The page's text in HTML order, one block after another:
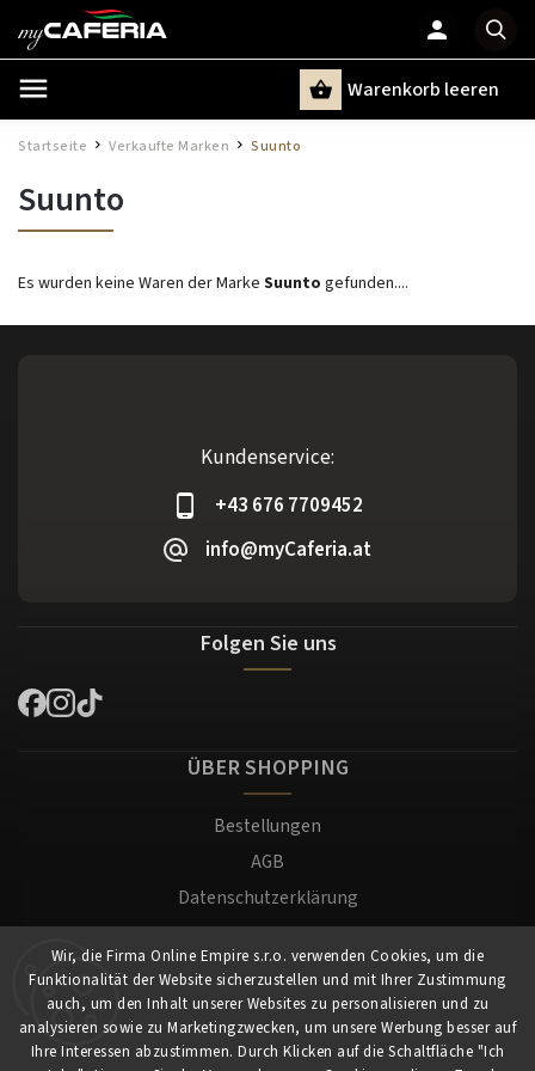
Wir, die Firma Online Empire s.r.o. verwenden Cookies, um die
Funktionalität der Website sicherzustellen und mit Ihrer Zustimmung
auch, um den Inhalt unserer Websites zu personalisieren und zu
analysieren sowie zu Marketingzwecken, um unsere Werbung besser auf
Ihre Interessen abzustimmen. Durch Klicken auf die Schaltfläche "Ich
Warenkorb leeren
Startseite / Verkaufte Marken / Suunto
Suunto
Es wurden keine Waren der Marke Suunto gefunden....
Kundenservice:
+43 676 7709452
info@myCaferia.at
Folgen Sie uns
ÜBER SHOPPING
Bestellungen
AGB
Datenschutzerklärung
Versand und Zahlung
Warenrücksendung
Impressum